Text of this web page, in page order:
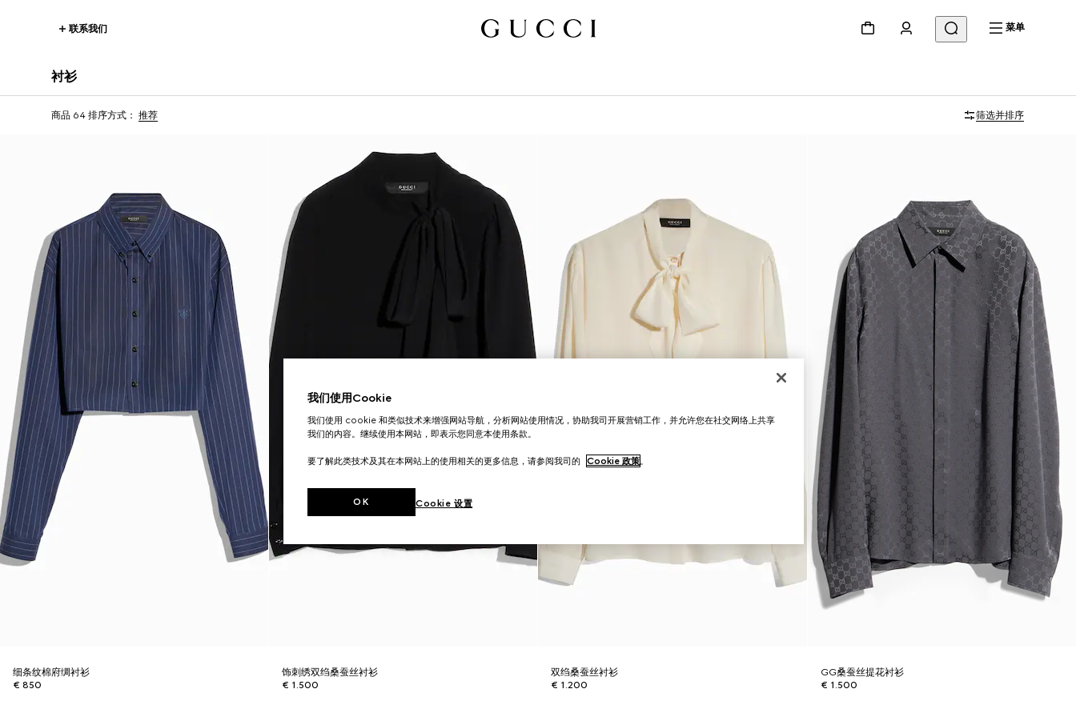
联系我们 菜单
衬衫
商品 64 排序方式： 推荐 筛选并排序
细条纹棉府绸衬衫
€ 850
饰刺绣双绉桑蚕丝衬衫
€ 1.500
双绉桑蚕丝衬衫
€ 1.200
GG桑蚕丝提花衬衫
€ 1.500
我们使用Cookie
我们使用 cookie 和类似技术来增强网站导航，分析网站使用情况，协助我司开展营销工作，并允许您在社交网络上共享
我们的内容。继续使用本网站，即表示您同意本使用条款。
要了解此类技术及其在本网站上的使用相关的更多信息，请参阅我司的 Cookie 政策。
Cookie 设置
OK